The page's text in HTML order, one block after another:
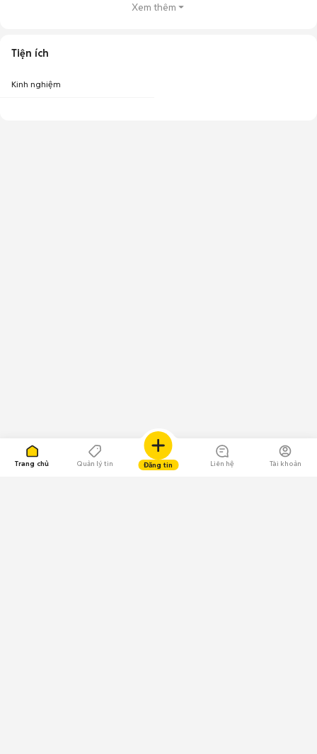
Trang chủ Quản lý tin Đăng tin Liên hệ Tài khoản
Xem thêm
Tiện ích
Kinh nghiệm